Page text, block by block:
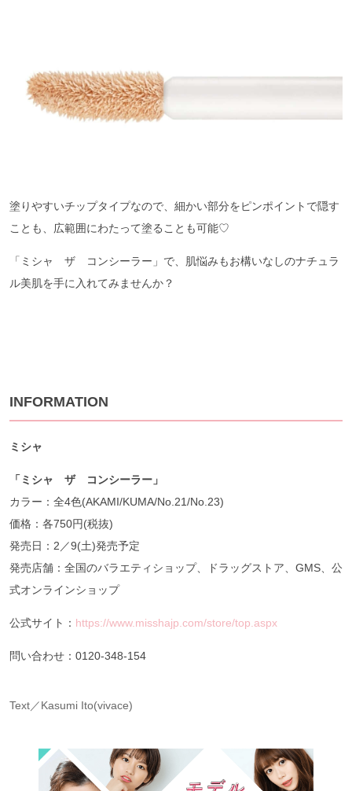
塗りやすいチップタイプなので、細かい部分をピンポイントで隠す
ことも、広範囲にわたって塗ることも可能♡
「ミシャ ザ コンシーラー」で、肌悩みもお構いなしのナチュラ
ル美肌を手に入れてみませんか？
INFORMATION
ミシャ
「ミシャ ザ コンシーラー」
カラー：全4色(AKAMI/KUMA/No.21/No.23)
価格：各750円(税抜)
発売日：2／9(土)発売予定
発売店舗：全国のバラエティショップ、ドラッグストア、GMS、公
式オンラインショップ
公式サイト： https://www.misshajp.com/store/top.aspx
問い合わせ：0120-348-154
Text／Kasumi Ito(vivace)